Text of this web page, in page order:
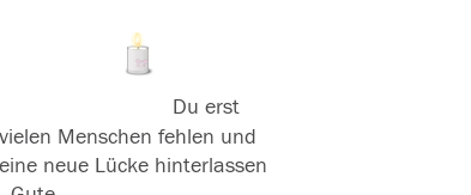
Du erst
vielen Menschen fehlen und
eine neue Lücke hinterlassen